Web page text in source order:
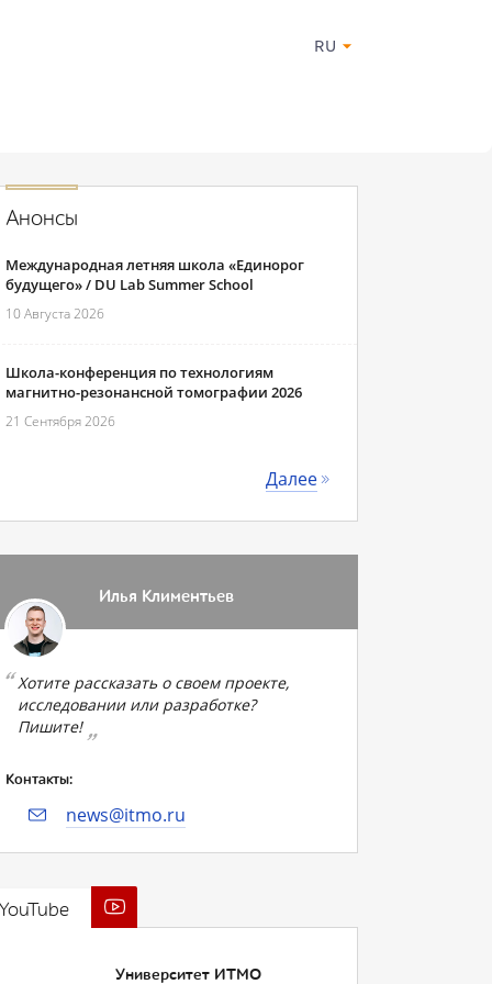
RU
Анонсы
Международная летняя школа «Единорог
будущего» / DU Lab Summer School
10 Августа 2026
Школа-конференция по технологиям
магнитно-резонансной томографии 2026
21 Сентября 2026
Далее
Илья Климентьев
Хотите рассказать о своем проекте,
исследовании или разработке?
Пишите!
Контакты:
news@itmo.ru
Университет ИТМО